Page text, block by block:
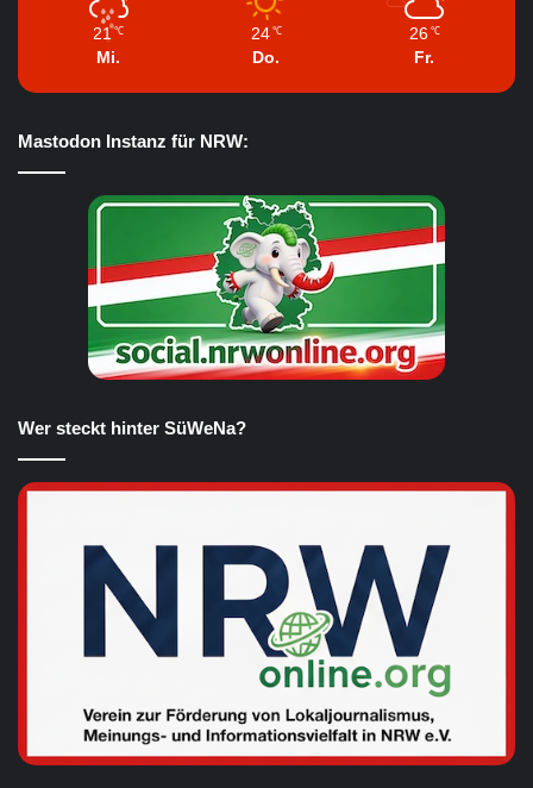
21 ℃
Mi.
24 ℃
Do.
26 ℃
Fr.
Mastodon Instanz für NRW:
Wer steckt hinter SüWeNa?